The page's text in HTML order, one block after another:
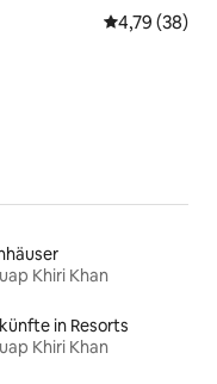
4,79 (38)
Khiri Khan
in Resorts
Khiri Khan